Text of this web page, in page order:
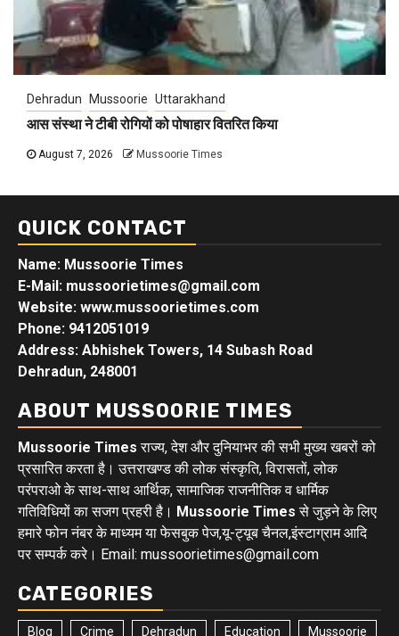
Dehradun Mussoorie Uttarakhand
आस संस्था ने टीबी रोगियों को पोषाहार वितरित किया
August 7, 2026 Mussoorie Times
QUICK CONTACT
Name: Mussoorie Times
E-Mail: mussoorietimes@gmail.com
Website: www.mussoorietimes.com
Phone: 9412051019
Address: Abhishek Towers, 14 Subash Road
Dehradun, 248001
ABOUT MUSSOORIE TIMES
Mussoorie Times राज्य, देश और दुनियाभर की सभी मुख्य खबरों को
प्रसारित करता है। उत्तराखण्ड की लोक संस्कृति, विरासतों, लोक
परंपराओ के साथ-साथ आर्थिक, सामाजिक राजनीतिक व धार्मिक
गतिविधियों का सजग प्रहरी है। Mussoorie Times से जुड़ने के लिए
हमारे फोन नंबर के माध्यम या फेसबुक पेज,यू-ट्यूब चैनल,इंस्टाग्राम आदि
पर सम्पर्क करे। Email: mussoorietimes@gmail.com
CATEGORIES
Blog Crime Dehradun Education Mussoorie